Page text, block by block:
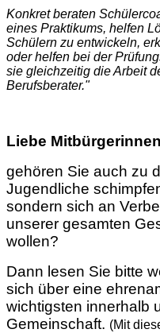
Konkret beraten
eines Praktikums, helfen
Schülern zu entwickeln,
oder helfen bei der
sie gleichzeitig die Arbeit
Berufsberater."
Liebe
gehören Sie auch zu
Jugendliche
sondern sich an
unserer gesamten
wollen?
Dann lesen Sie bitte
sich über eine
wichtigsten innerhalb
Gemeinschaft. (Mit